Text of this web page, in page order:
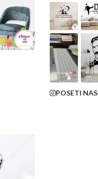
POSETI NAS